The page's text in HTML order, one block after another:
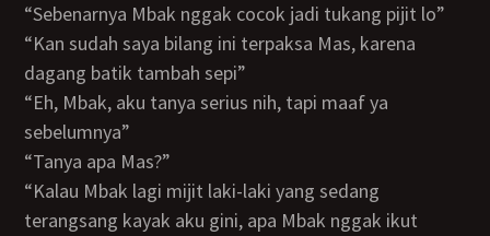
“Sebenarnya Mbak nggak cocok jadi tukang pijit lo”
“Kan sudah saya bilang ini terpaksa Mas, karena
dagang batik tambah sepi”
“Eh, Mbak, aku tanya serius nih, tapi maaf ya
sebelumnya”
“Tanya apa Mas?”
“Kalau Mbak lagi mijit laki-laki yang sedang
terangsang kayak aku gini, apa Mbak nggak ikut